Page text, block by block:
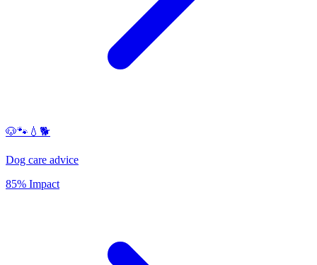
🐶🐾💧🐕
Dog care advice
85% Impact